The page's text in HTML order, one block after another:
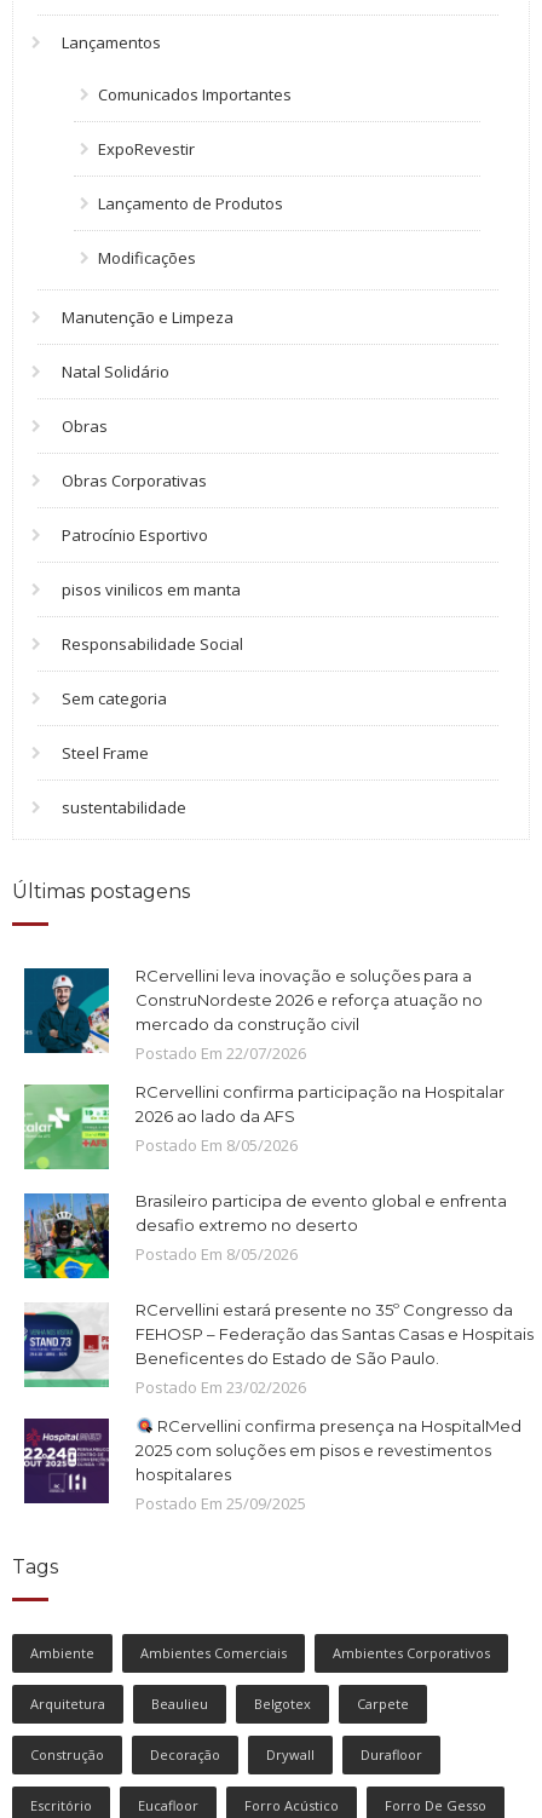
Lançamentos
Comunicados Importantes
ExpoRevestir
Lançamento de Produtos
Modificações
Manutenção e Limpeza
Natal Solidário
Obras
Obras Corporativas
Patrocínio Esportivo
pisos vinilicos em manta
Responsabilidade Social
Sem categoria
Steel Frame
sustentabilidade
Últimas postagens
RCervellini leva inovação e soluções para a
ConstruNordeste 2026 e reforça atuação no
mercado da construção civil
Postado Em 22/07/2026
RCervellini confirma participação na Hospitalar
2026 ao lado da AFS
Postado Em 8/05/2026
Brasileiro participa de evento global e enfrenta
desafio extremo no deserto
Postado Em 8/05/2026
RCervellini estará presente no 35º Congresso da
FEHOSP – Federação das Santas Casas e Hospitais
Beneficentes do Estado de São Paulo.
Postado Em 23/02/2026
RCervellini confirma presença na HospitalMed
2025 com soluções em pisos e revestimentos
hospitalares
Postado Em 25/09/2025
Tags
Ambiente Ambientes Comerciais Ambientes Corporativos
Arquitetura Beaulieu Belgotex Carpete
Construção Decoração Drywall Durafloor
Escritório Eucafloor Forro Acústico Forro De Gesso